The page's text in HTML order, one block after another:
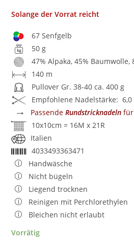
Solange der Vorrat reicht
67 Senfgelb
50 g
47% Alpaka, 45% Baumwolle,
140 m
Pullover Gr. 38-40 ca. 400 g
Empfohlene Nadelstärke: 6,0
→ PassendeRundstricknadeln
10x10cm = 16M x 21R
Italien
4033493363471
Handwäsche
Nicht bügeln
Liegend trocknen
Reinigen mit Perchlorethylen
Bleichen nicht erlaubt
Vorrätig